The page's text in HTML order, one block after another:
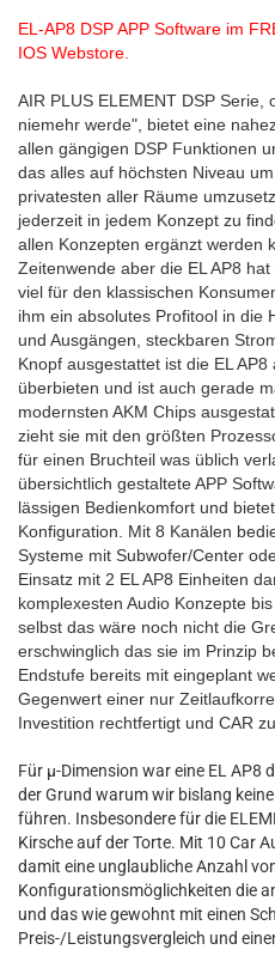
EL-AP8 DSP APP Software im
IOS Webstore.
AIR PLUS ELEMENT DSP
niemehr werde", bietet eine
allen gängigen DSP Funktionen
das alles auf höchsten Niveau
privatesten aller Räume
jederzeit in jedem Konzept zu
allen Konzepten ergänzt werden
Zeitenwende aber die EL AP8
viel für den klassischen
ihm ein absolutes Profitool in die
und Ausgängen, steckbaren
Knopf ausgestattet ist die EL
überbieten und ist auch gerade
modernsten AKM Chips
zieht sie mit den größten
für einen Bruchteil was üblich
übersichtlich gestaltete APP
lässigen Bedienkomfort und
Konfiguration. Mit 8 Kanälen
Systeme mit Subwofer/Center
Einsatz mit 2 EL AP8 Einheiten
komplexesten Audio Konzepte
selbst das wäre noch nicht die
erschwinglich das sie im Prinzip
Endstufe bereits mit eingeplant
Gegenwert einer nur
Investition rechtfertigt und CAR
Für µ-Dimension war eine EL AP8
der Grund warum wir bislang
führen. Insbesondere für die
Kirsche auf der Torte. Mit 10 Car
damit eine unglaubliche Anzahl
Konfigurationsmöglichkeiten die
und das wie gewohnt mit einen
Preis-/Leistungsvergleich und